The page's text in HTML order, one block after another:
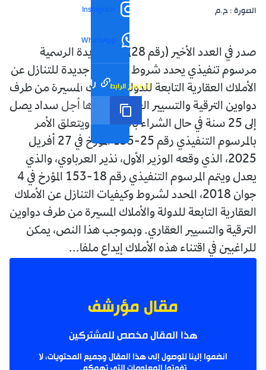
Instagram
WhatsApp
رابط مختصر تم نسخ الرابط
الصورة : ح.م
صدر في العدد الأخير (رقم 28) من الجريدة الرسمية
مرسوم تنفيذي يحدد شروط وكيفيات جديدة للتنازل عن
الأملاك العقارية التابعة للدولة والأملاك المسيرة من طرف
دواوين الترقية والتسيير العقاري، أبرزها أجل سداد يصل
إلى 25 سنة في حال الشراء بالتقسيط. ويتعلق الأمر
بالمرسوم التنفيذي رقم 25-135 المؤرخ في 27 أفريل
2025، الذي وقعه الوزير الأول، نذير العرباوي، والذي
يعدل ويتمم المرسوم التنفيذي رقم 18-153 المؤرخ في 4
جوان 2018، المحدد لشروط وكيفيات التنازل عن الأملاك
العقارية التابعة للدولة والأملاك المسيرة من طرف دواوين
الترقية والتسيير العقاري. وبموجب هذا النص، يمكن
للراغبين في اقتناء هذه الأملاك إيداع ملفا...
مقال مؤرشف
هذا المقال مخصص للمشتركين
انضموا إلينا للوصول إلى هذا المقال وجميع المحتويات، لا